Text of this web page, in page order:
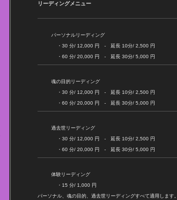
リーディングメニュー
パーソナルリーディング
・30 分/ 12,000 円 - 延長 10分/ 2,500 円
・60 分/ 20,000 円 - 延長 30分/ 5,000 円
魂の目的リーディング
・30 分/ 12,000 円 - 延長 10分/ 2,500 円
・60 分/ 20,000 円 - 延長 30分/ 5,000 円
過去世リーディング
・30 分/ 12,000 円 - 延長 10分/ 2,500 円
・60 分/ 20,000 円 - 延長 30分/ 5,000 円
体験リーディング
・15 分/ 1,000 円
パーソナル、魂の目的、過去世リーディングすべて適用します。